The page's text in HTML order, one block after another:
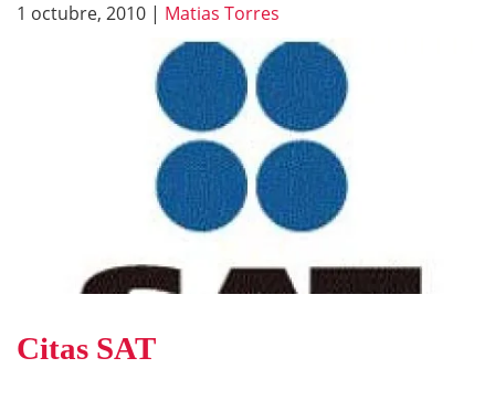
1 octubre, 2010 | Matias Torres
Citas SAT